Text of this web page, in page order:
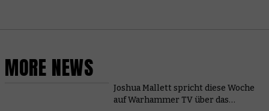
MORE NEWS
Joshua Mallett spricht diese Woche
auf Warhammer TV über das